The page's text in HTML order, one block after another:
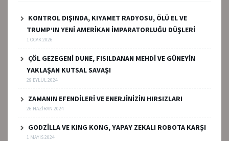
KONTROL DIŞINDA, KIYAMET RADYOSU, ÖLÜ EL VE
TRUMP’IN YENİ AMERİKAN İMPARATORLUĞU DÜŞLERİ
1 OCAK 2026
ÇÖL GEZEGENİ DUNE, FISILDANAN MEHDİ VE GÜNEYİN
YAKLAŞAN KUTSAL SAVAŞI
29 EYLÜL 2024
ZAMANIN EFENDİLERİ VE ENERJİNİZİN HIRSIZLARI
26 HAZIRAN 2024
GODZİLLA VE KING KONG, YAPAY ZEKALI ROBOTA KARŞI
1 MAYIS 2024